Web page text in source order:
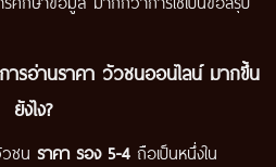
การอ่านราคา วัวชนออนไลน์ มากขึ้น
ยังไง?
วชน ราคา รอง 5-4 ถือเป็นหนึ่งใน